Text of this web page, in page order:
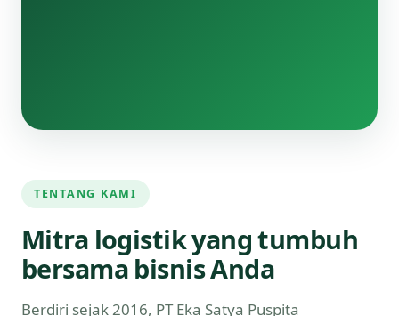
TENTANG KAMI
Mitra logistik yang tumbuh
bersama bisnis Anda
Berdiri sejak 2016, PT Eka Satya Puspita